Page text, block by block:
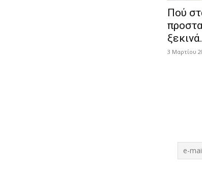
Πού
3 Μαρτίου